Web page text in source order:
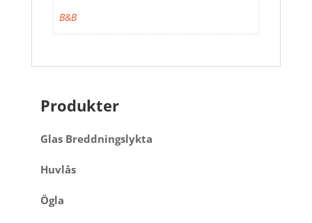
B&B
Produkter
Glas Breddningslykta
Huvlås
Ögla